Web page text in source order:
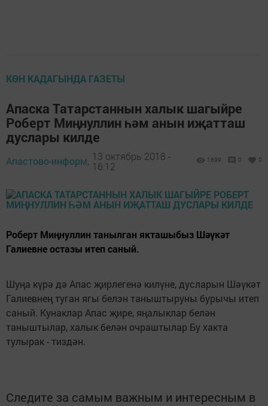
КӨН КАДАГЫНДА ГАЗЕТЫ
Апаска Татарстаннын халык шагыйре
Роберт Миңнуллин һәм анын иҗатташ
дуслары килде
Апастово-информ, 13 октябрь 2018 -
16:12
1699 0 0
Роберт Миңнуллин танылган якташыбыз Шәүкәт
Галиевне остазы итеп саный.
Шуңа күрә дә Апас җирлегенә килүне, дусларын Шәүкәт
Галиевнең туган ягы белэн таныштыруны бурычы итеп
саный. Кунаклар Апас җире, яңалыклар белән
таныштылар, халык белән очраштылар Бу хакта
тулырак - тиздән.
Следите за самым важным и интересным в